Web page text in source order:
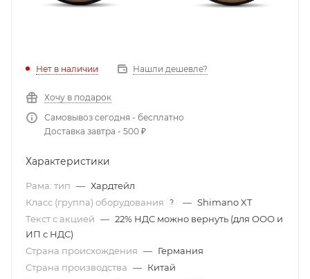
Нет в наличии Нашли дешевле?
Хочу в подарок
Самовывоз сегодня - бесплатно
Доставка завтра - 500 ₽
Характеристики
Рама: тип — Хардтейл
Класс (группа) оборудования
? — Shimano XT
Текст с акцией — 22% НДС можно вернуть (для ООО и
ИП с НДС)
Страна происхождения — Германия
Страна производства — Китай